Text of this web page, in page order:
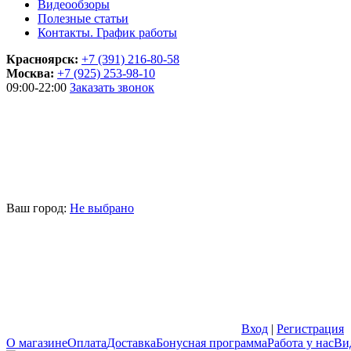
Видеообзоры
Полезные статьи
Контакты. График работы
Красноярск: +7 (391) 216-80-58
Москва: +7 (925) 253-98-10
09:00-22:00 Заказать звонок
Ваш город: Не выбрано
Вход | Регистрация
О магазинеОплатаДоставкаБонусная программаРабота у нас